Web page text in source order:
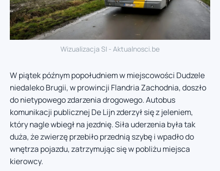
Wizualizacja SI - Aktualnosci.be
W piątek późnym popołudniem w miejscowości Dudzele
niedaleko Brugii, w prowincji Flandria Zachodnia, doszło
do nietypowego zdarzenia drogowego. Autobus
komunikacji publicznej De Lijn zderzył się z jeleniem,
który nagle wbiegł na jezdnię. Siła uderzenia była tak
duża, że zwierzę przebiło przednią szybę i wpadło do
wnętrza pojazdu, zatrzymując się w pobliżu miejsca
kierowcy.